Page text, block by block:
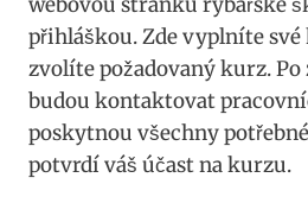
přihláškou. Zde vyplníte
zvolíte požadovaný kurz.
budou kontaktovat
⁣poskytnou ⁣všechny‌
potvrdí váš účast na kurzu.